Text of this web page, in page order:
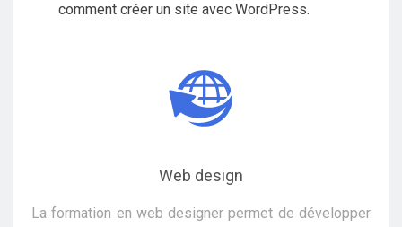
comment créer un site avec WordPress.
Web design
La formation en web designer permet de développer